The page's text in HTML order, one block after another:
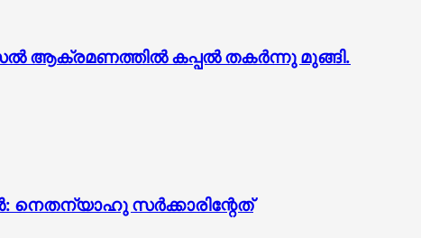
ആക്രമണത്തിൽ കപ്പൽ തകർന്നു മുങ്ങി.
നെതന്യാഹു സർക്കാരിന്റേത്